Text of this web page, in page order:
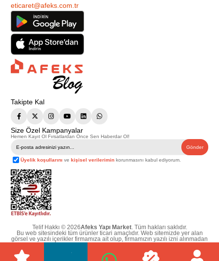
eticaret@afeks.com.tr
Takipte Kal
Size Özel Kampanyalar
Hemen Kayıt Ol Fırsatlardan Önce Sen Haberdar Ol!
Gönder
Üyelik koşullarını vekişisel verilerimin korunmasını kabul ediyorum.
Telif Hakkı © 2026Afeks Yapı Market. Tüm hakları saklıdır.
Bu web sitesindeki tüm ürünler ticari amaçlıdır. Web sitemizde yer alan
görsel ve yazılı içerikler firmamıza ait olup, firmamızın yazılı izni alınmadan
hiçbir yazılı/görsel içerik, logo, kopyalanamaz, kaynak gösterilemez ve
başka yerlerde kullanılamaz. İçeriklerin izin alınmadan kopyalanması ve
kullanılması 5846 sayılı Fikir ve Sanat Eserleri Yasasına göre suçtur.